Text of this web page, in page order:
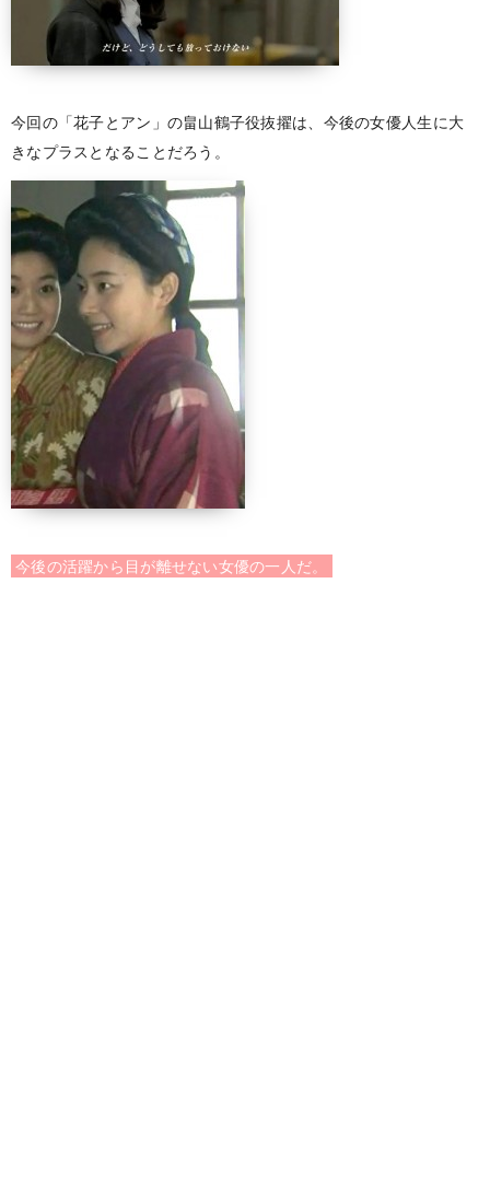
今回の「花子とアン」の畠山鶴子役抜擢は、今後の女優人生に大
きなプラスとなることだろう。
今後の活躍から目が離せない女優の一人だ。